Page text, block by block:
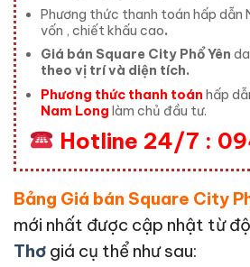
Phương thức thanh toán hấp dẫn
vốn , chiết khấu cao.
Giá bán Square City Phổ Yên
theo vị trí và diện tích.
Phương thức thanh toán hấp
Nam Long làm chủ đầu tư.
Hotline 24/7 :
Bảng Giá bán Square City
mới nhất được cập nhật từ
Thơ giá cụ thể như sau: